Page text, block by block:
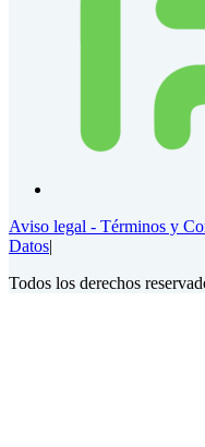
Aviso legal - Términos y
Datos|
Todos los derechos